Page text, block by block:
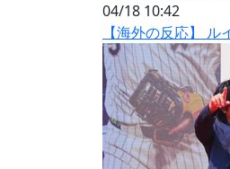
04/18 10:42
【海外の反応】